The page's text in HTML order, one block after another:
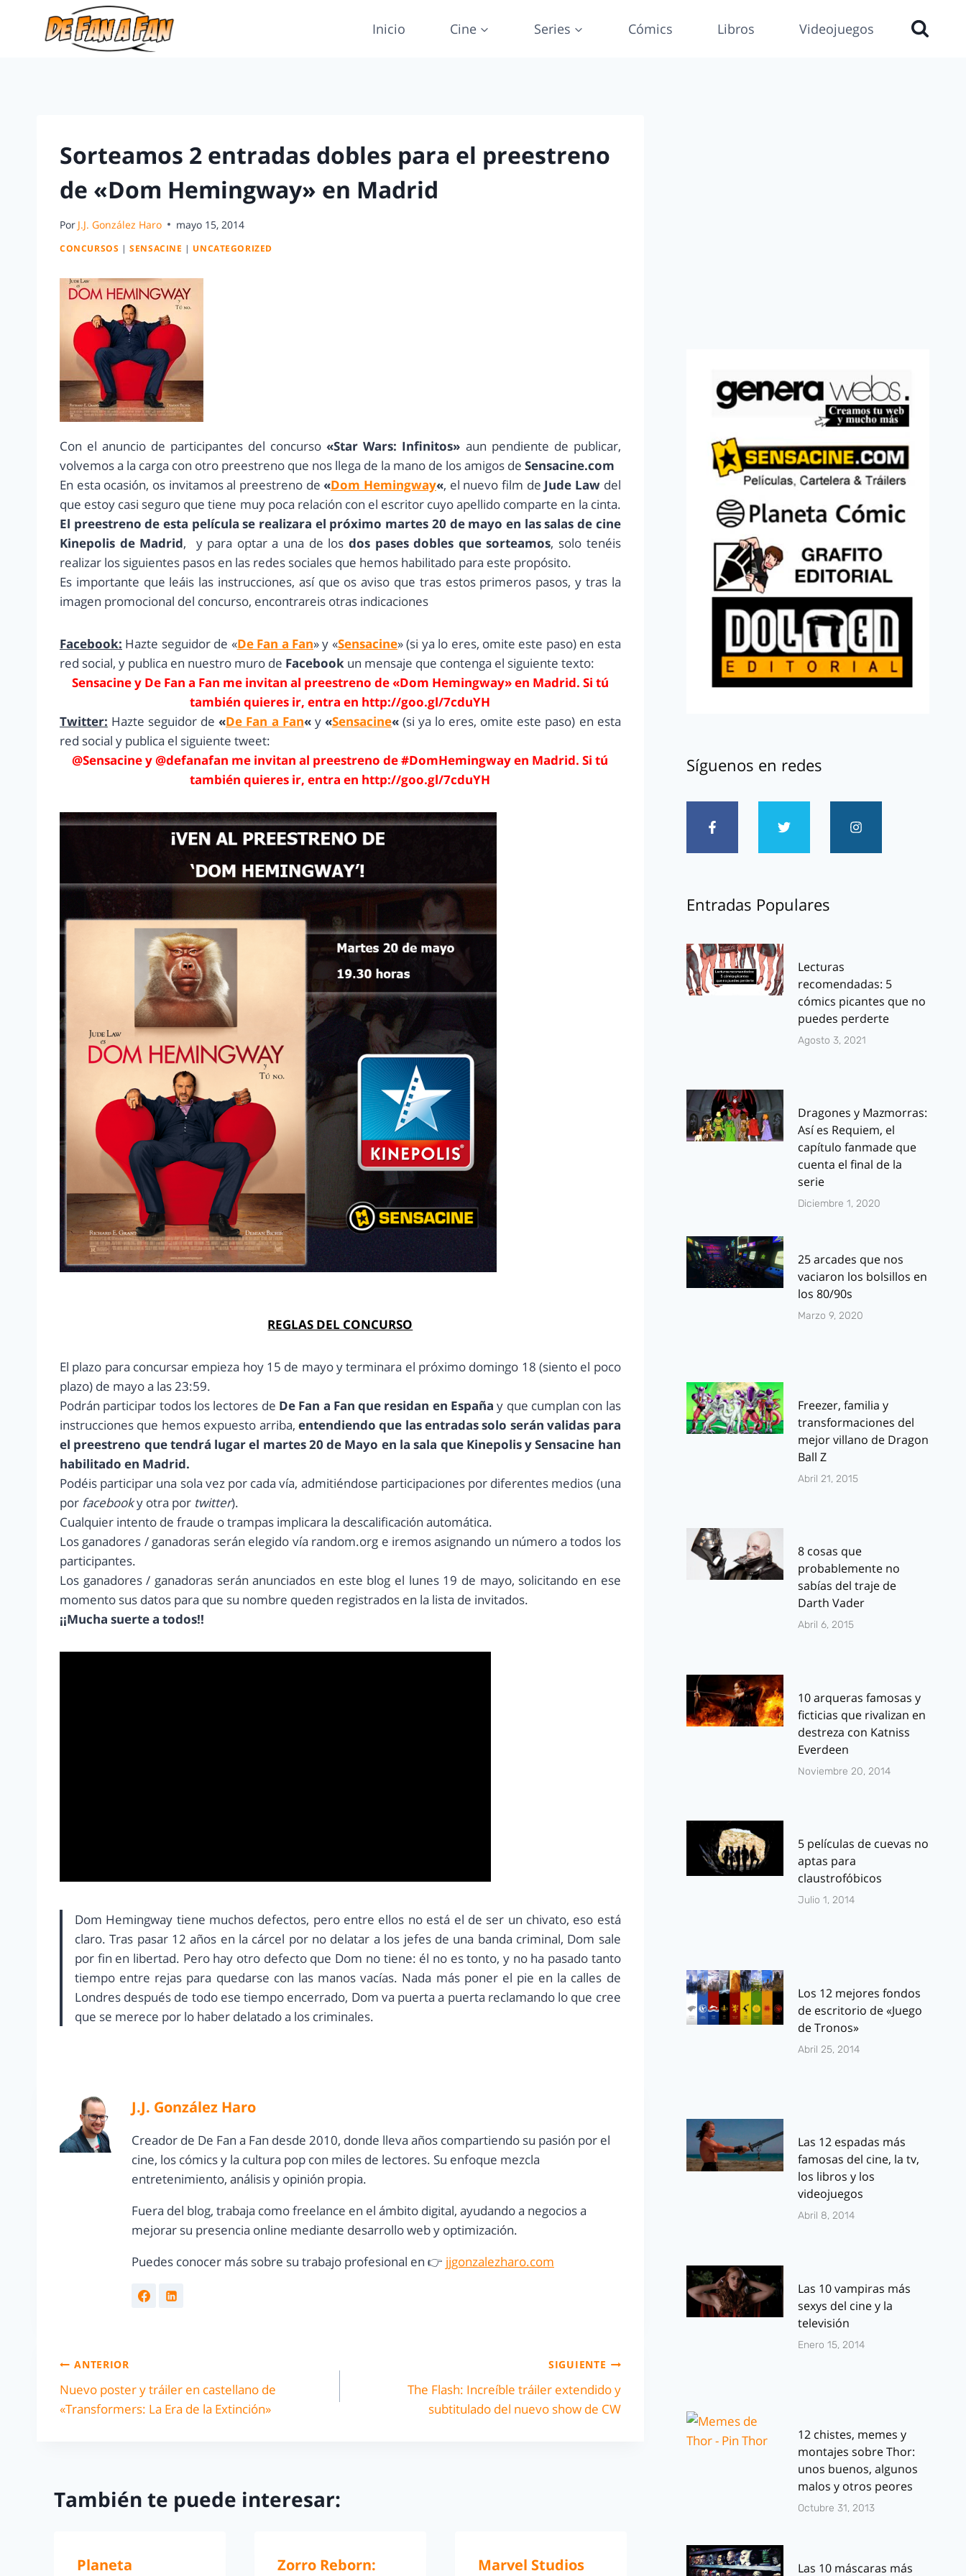
Inicio Cine Series Cómics Libros Videojuegos
Sorteamos 2 entradas dobles para el preestreno
de «Dom Hemingway» en Madrid
Por J.J. González Haro mayo 15, 2014
CONCURSOS |SENSACINE | UNCATEGORIZED
Con el anuncio de participantes del concurso«Star Wars: Infinitos» aun pendiente de publicar,
volvemos a la carga con otro preestreno que nos llega de la mano de los amigos de Sensacine.com
En esta ocasión, os invitamos al preestreno de«Dom Hemingway«, el nuevo film de Jude Law del
que estoy casi seguro que tiene muy poca relación con el escritor cuyo apellido comparte en la cinta.
El preestreno de esta película se realizara el próximo martes 20 de mayo en las salas de cine
Kinepolis de Madrid, y para optar a una de los dos pases dobles que sorteamos, solo tenéis
realizar los siguientes pasos en las redes sociales que hemos habilitado para este propósito.
Es importante que leáis las instrucciones, así que os aviso que tras estos primeros pasos, y tras la
imagen promocional del concurso, encontrareis otras indicaciones
Facebook: Hazte seguidor de «De Fan a Fan» y «Sensacine» (si ya lo eres, omite este paso) en esta
red social, y publica en nuestro muro de Facebook un mensaje que contenga el siguiente texto:
Sensacine y De Fan a Fan me invitan al preestreno de «Dom Hemingway» en Madrid. Si tú
también quieres ir, entra en http://goo.gl/7cduYH
Twitter: Hazte seguidor de «De Fan a Fan«y «Sensacine«(si ya lo eres, omite este paso) en esta
red social y publica el siguiente tweet:
@Sensacine y @defanafan me invitan al preestreno de #DomHemingway en Madrid. Si tú
también quieres ir, entra en http://goo.gl/7cduYH
REGLAS DEL CONCURSO
El plazo para concursar empieza hoy 15 de mayo y terminara el próximo domingo 18 (siento el poco
plazo) de mayo a las 23:59.
Podrán participar todos los lectores de De Fan a Fan que residan en España y que cumplan con las
instrucciones que hemos expuesto arriba, entendiendo que las entradas solo serán validas para
el preestreno que tendrá lugar el martes 20 de Mayo en la sala que Kinepolis y Sensacine han
habilitado en Madrid.
Podéis participar una sola vez por cada vía, admitiéndose participaciones por diferentes medios (una
por facebooky otra por twitter).
Cualquier intento de fraude o trampas implicara la descalificación automática.
Los ganadores / ganadoras serán elegido vía random.org e iremos asignando un número a todos los
participantes.
Los ganadores / ganadoras serán anunciados en este blog el lunes 19 de mayo, solicitando en ese
momento sus datos para que su nombre queden registrados en la lista de invitados.
¡¡Mucha suerte a todos!!
Dom Hemingway tiene muchos defectos, pero entre ellos no está el de ser un chivato, eso está
claro. Tras pasar 12 años en la cárcel por no delatar a los jefes de una banda criminal, Dom sale
por fin en libertad. Pero hay otro defecto que Dom no tiene: él no es tonto, y no ha pasado tanto
tiempo entre rejas para quedarse con las manos vacías. Nada más poner el pie en la calles de
Londres después de todo ese tiempo encerrado, Dom va puerta a puerta reclamando lo que cree
que se merece por lo haber delatado a los criminales.
J.J. González Haro
Creador de De Fan a Fan desde 2010, donde lleva años compartiendo su pasión por el
cine, los cómics y la cultura pop con miles de lectores. Su enfoque mezcla
entretenimiento, análisis y opinión propia.
Fuera del blog, trabaja como freelance en el ámbito digital, ayudando a negocios a
mejorar su presencia online mediante desarrollo web y optimización.
Puedes conocer más sobre su trabajo profesional en 👉 jjgonzalezharo.com
ANTERIOR
Nuevo poster y tráiler en castellano de
«Transformers: La Era de la Extinción»
SIGUIENTE
The Flash: Increíble tráiler extendido y
subtitulado del nuevo show de CW
También te puede interesar:
Planeta Zorro Reborn: Marvel Studios
Síguenos en redes
Entradas Populares
Lecturas
recomendadas: 5
cómics picantes que no
puedes perderte
Agosto 3, 2021
Dragones y Mazmorras:
Así es Requiem, el
capítulo fanmade que
cuenta el final de la
serie
Diciembre 1, 2020
25 arcades que nos
vaciaron los bolsillos en
los 80/90s
Marzo 9, 2020
Freezer, familia y
transformaciones del
mejor villano de Dragon
Ball Z
Abril 21, 2015
8 cosas que
probablemente no
sabías del traje de
Darth Vader
Abril 6, 2015
10 arqueras famosas y
ficticias que rivalizan en
destreza con Katniss
Everdeen
Noviembre 20, 2014
5 películas de cuevas no
aptas para
claustrofóbicos
Julio 1, 2014
Los 12 mejores fondos
de escritorio de «Juego
de Tronos»
Abril 25, 2014
Las 12 espadas más
famosas del cine, la tv,
los libros y los
videojuegos
Abril 8, 2014
Las 10 vampiras más
sexys del cine y la
televisión
Enero 15, 2014
12 chistes, memes y
montajes sobre Thor:
unos buenos, algunos
malos y otros peores
Octubre 31, 2013
Las 10 máscaras más